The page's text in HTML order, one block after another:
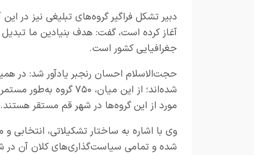
آغاز کرده است، گفت: هدف بنیادین ما
جغرافیایی کشور است.
مورد از این گروه‌ها در شهر قم مستقر هستند.
وی با اشاره به ساختار تشکیلاتی، انتخابی
شده و تمامی سیاست‌گذاری‌های کلان آن در